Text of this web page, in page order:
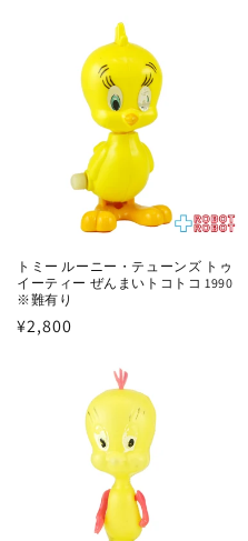
トミー ルーニー・テューンズ トゥ
イーティー ぜんまいトコトコ 1990
※難有り
通
¥2,800